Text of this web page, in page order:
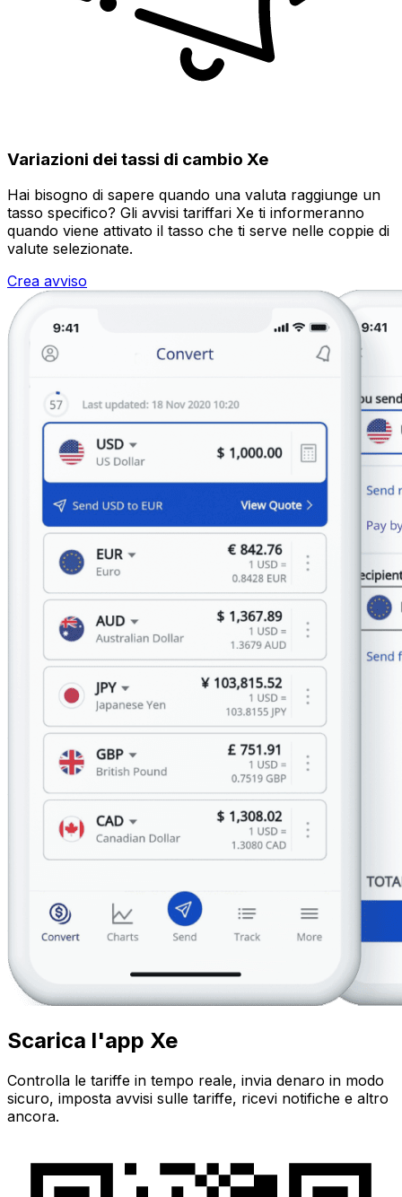
Variazioni dei tassi di cambio Xe
Hai bisogno di sapere quando una valuta raggiunge un
tasso specifico? Gli avvisi tariffari Xe ti informeranno
quando viene attivato il tasso che ti serve nelle coppie di
valute selezionate.
Crea avviso
Scarica l'app Xe
Controlla le tariffe in tempo reale, invia denaro in modo
sicuro, imposta avvisi sulle tariffe, ricevi notifiche e altro
ancora.